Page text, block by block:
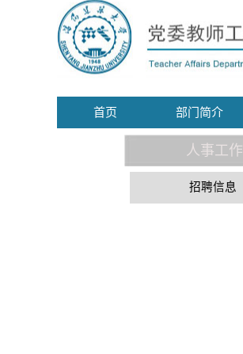
首页 部门简介
人事工作
招聘信息